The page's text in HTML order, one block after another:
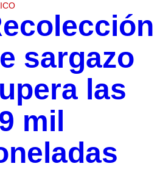
sargazo
las
mil